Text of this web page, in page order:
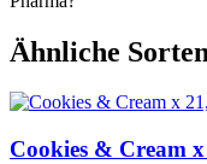
Ähnliche Sorten
Cookies & Cream